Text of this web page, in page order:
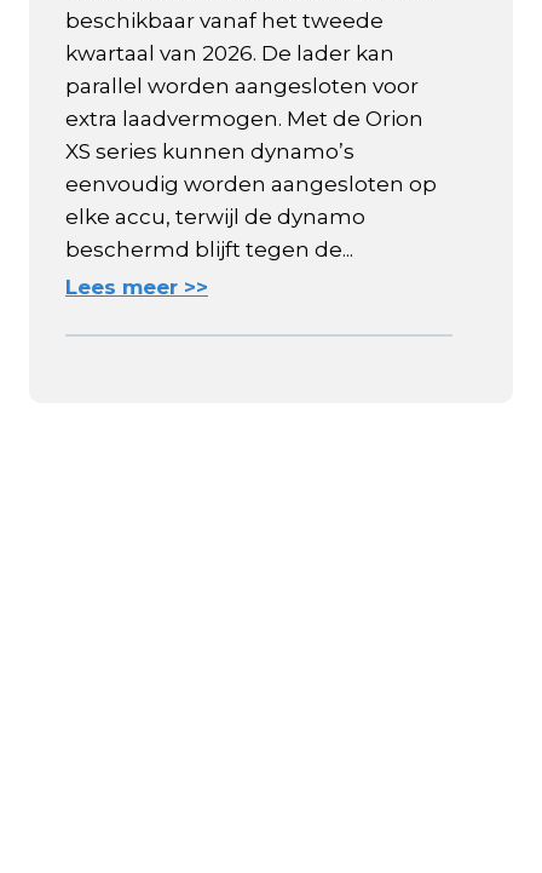
beschikbaar vanaf het tweede
kwartaal van 2026. De lader kan
parallel worden aangesloten voor
extra laadvermogen. Met de Orion
XS series kunnen dynamo’s
eenvoudig worden aangesloten op
elke accu, terwijl de dynamo
beschermd blijft tegen de...
Lees meer >>